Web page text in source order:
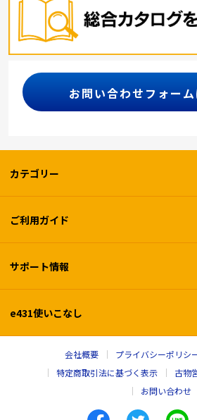
お問い合わせフォー
カテゴリー
ご利用ガイド
サポート情報
e431使いこなし
会社概要 プライバシーポリシ
特定商取引法に基づく表示
古物
お問い合わせ